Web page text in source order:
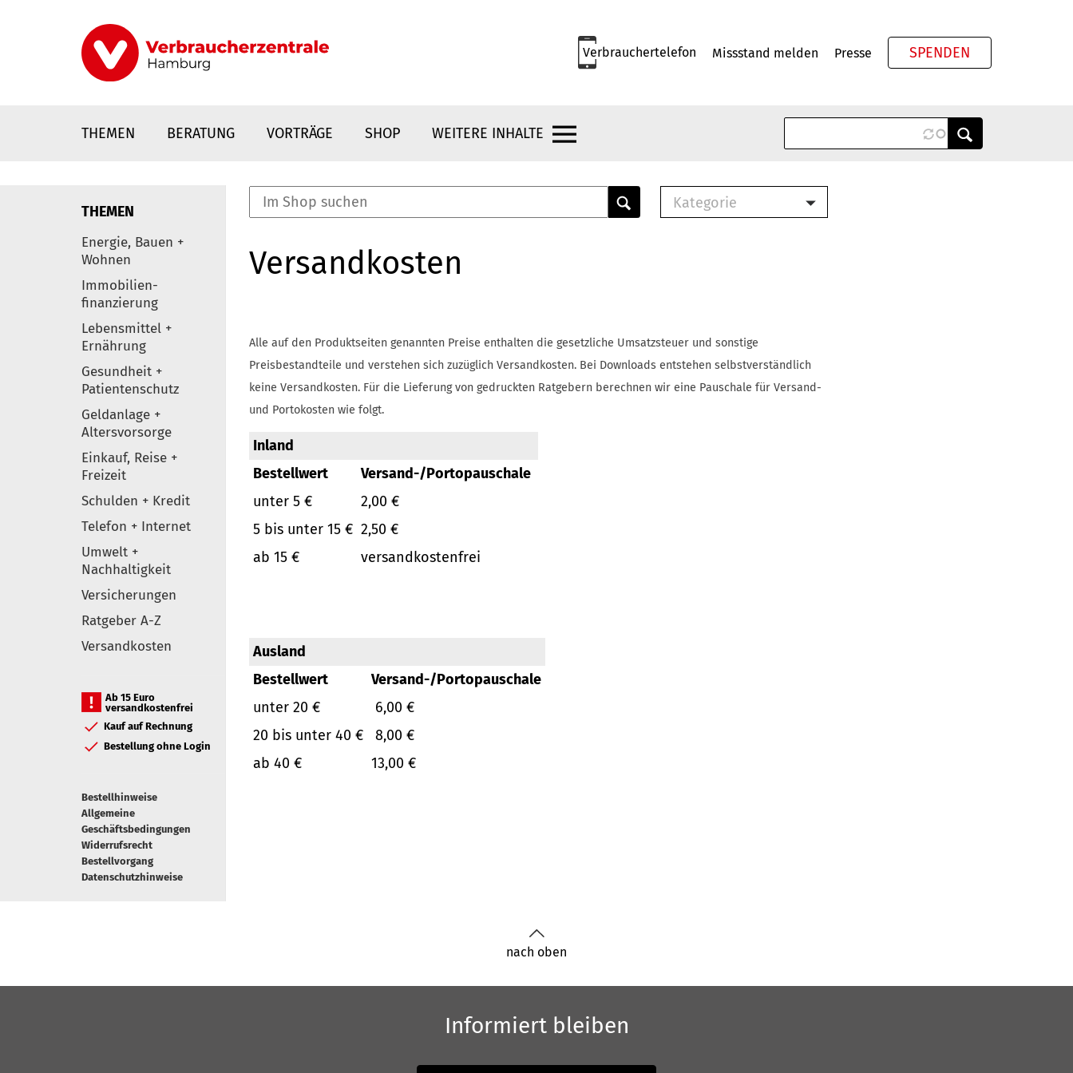
Verbrauchertelefon Missstand melden Presse SPENDEN
THEMEN BERATUNG VORTRÄGE SHOP WEITERE INHALTE
Elemente
THEMEN
Energie, Bauen +
Wohnen
Immobilien-
finanzierung
Lebensmittel +
Ernährung
Gesundheit +
Patientenschutz
Geldanlage +
Altersvorsorge
Einkauf, Reise +
Freizeit
Schulden + Kredit
Telefon + Internet
Umwelt +
Nachhaltigkeit
Versicherungen
Ratgeber A-Z
Versandkosten
Ab 15 Euro
versandkostenfrei
Kauf auf Rechnung
Bestellung ohne Login
Bestellhinweise
Allgemeine
Geschäftsbedingungen
Widerrufsrecht
Bestellvorgang
Datenschutzhinweise
Kategorie
Buch
Versandkosten
Alle auf den Produktseiten genannten Preise enthalten die gesetzliche Umsatzsteuer und sonstige
Preisbestandteile und verstehen sich zuzüglich Versandkosten. Bei Downloads entstehen selbstverständlich
keine Versandkosten. Für die Lieferung von gedruckten Ratgebern berechnen wir eine Pauschale für Versand-
und Portokosten wie folgt.
Inland
Bestellwert
Versand-/Portopauschale
unter 5 €
2,00 €
5 bis unter 15 € 2,50 €
ab 15 €
versandkostenfrei
Ausland
Bestellwert
Versand-/Portopauschale
unter 20 €
6,00 €
20 bis unter 40 €
8,00 €
ab 40 €
13,00 €
nach oben
Informiert bleiben